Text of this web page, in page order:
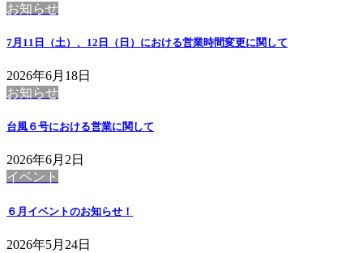
お知らせ
7月11日（土）、12日（日）における営業時間変更に関して
2026年6月18日
お知らせ
台風６号における営業に関して
2026年6月2日
イベント
６月イベントのお知らせ！
2026年5月24日